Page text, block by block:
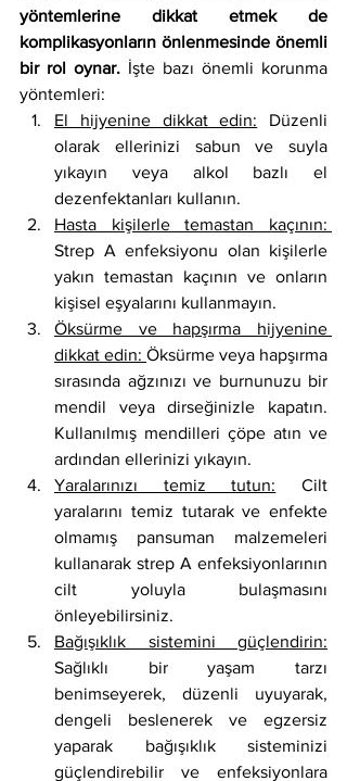
yöntemlerine dikkat etmek de
komplikasyonların önlenmesinde önemli
bir rol oynar. İşte bazı önemli korunma
yöntemleri:
El hijyenine dikkat edin: Düzenli
olarak ellerinizi sabun ve suyla
yıkayın veya alkol bazlı el
dezenfektanları kullanın.
Strep A enfeksiyonu olan kişilerle
yakın temastan kaçının ve onların
kişisel eşyalarını kullanmayın.
Öksürme ve hapşırma hijyenine
dikkat edin: Öksürme veya hapşırma
sırasında ağzınızı ve burnunuzu bir
mendil veya dirseğinizle kapatın.
Kullanılmış mendilleri çöpe atın ve
ardından ellerinizi yıkayın.
Yaralarınızı temiz tutun: Cilt
yaralarını temiz tutarak ve enfekte
olmamış pansuman malzemeleri
kullanarak strep A enfeksiyonlarının
cilt yoluyla bulaşmasını
önleyebilirsiniz.
Bağışıklık sistemini güçlendirin:
Sağlıklı bir yaşam tarzı
benimseyerek, düzenli uyuyarak,
dengeli beslenerek ve egzersiz
yaparak bağışıklık sisteminizi
güçlendirebilir ve enfeksiyonlara